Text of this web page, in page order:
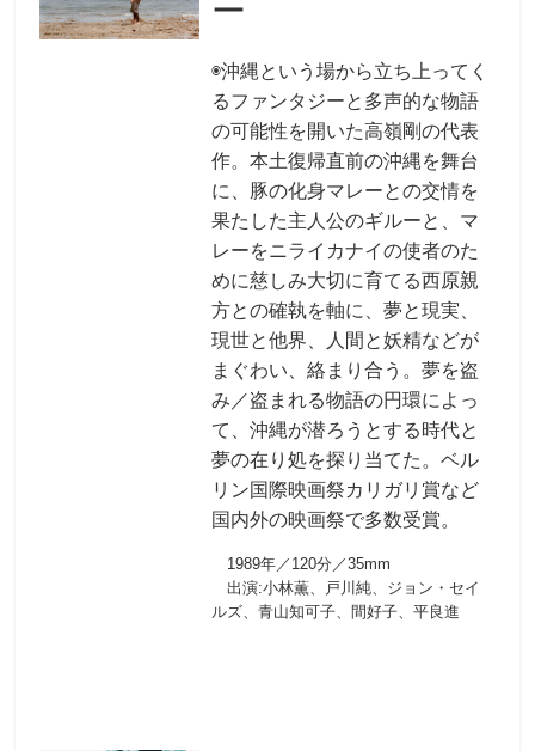
ー
◉沖縄という場から立ち上ってく
るファンタジーと多声的な物語
の可能性を開いた高嶺剛の代表
作。本土復帰直前の沖縄を舞台
に、豚の化身マレーとの交情を
果たした主人公のギルーと、マ
レーをニライカナイの使者のた
めに慈しみ大切に育てる西原親
方との確執を軸に、夢と現実、
現世と他界、人間と妖精などが
まぐわい、絡まり合う。夢を盗
み／盗まれる物語の円環によっ
て、沖縄が潜ろうとする時代と
夢の在り処を探り当てた。ベル
リン国際映画祭カリガリ賞など
国内外の映画祭で多数受賞。
1989年／120分／35mm
出演:小林薫、戸川純、ジョン・セイ
ルズ、青山知可子、間好子、平良進